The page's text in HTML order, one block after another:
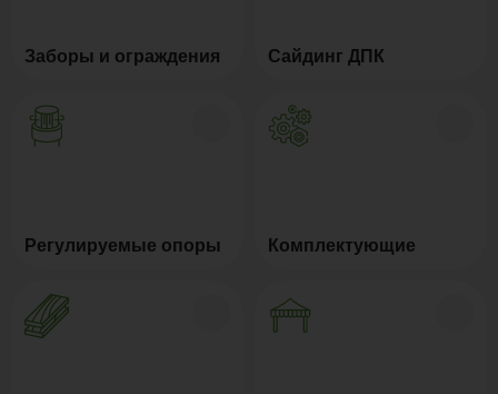
Заборы и ограждения Сайдинг ДПК
Регулируемые опоры Комплектующие